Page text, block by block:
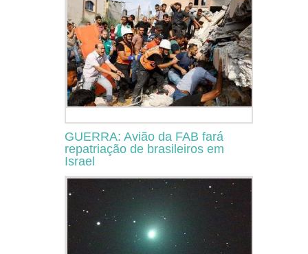
GUERRA: Avião da FAB fará
repatriação de brasileiros em
Israel